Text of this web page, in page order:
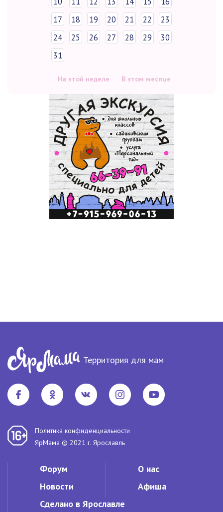
17
18 19 20 21 22
23
24
25 26 27 28 29
30
31
На этой неделе В этом месяце
Территория для мам
Политика конфиденциальности
ЯрМама © 2021 г. Ярославль
Форум
Новости
О нас
Афиша
Сделано в Ярославле